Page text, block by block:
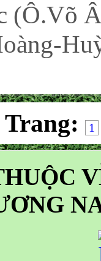
(Ô.Võ
Trang: 1